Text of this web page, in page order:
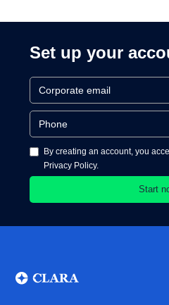
Set up your
By creating an account, you
Privacy Policy.